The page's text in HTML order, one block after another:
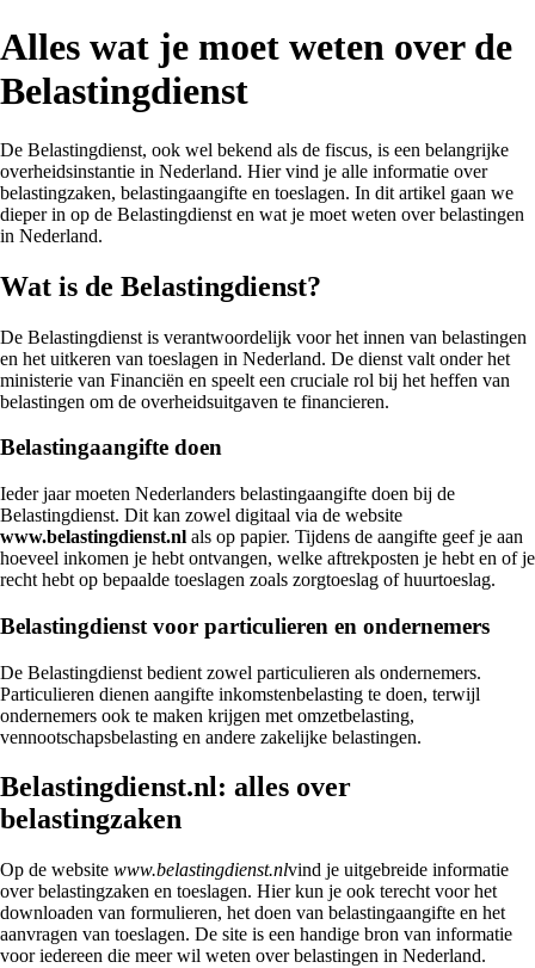
Alles wat je moet weten over de
Belastingdienst
De Belastingdienst, ook wel bekend als de fiscus, is een belangrijke
overheidsinstantie in Nederland. Hier vind je alle informatie over
belastingzaken, belastingaangifte en toeslagen. In dit artikel gaan we
dieper in op de Belastingdienst en wat je moet weten over belastingen
in Nederland.
Wat is de Belastingdienst?
De Belastingdienst is verantwoordelijk voor het innen van belastingen
en het uitkeren van toeslagen in Nederland. De dienst valt onder het
ministerie van Financiën en speelt een cruciale rol bij het heffen van
belastingen om de overheidsuitgaven te financieren.
Belastingaangifte doen
Ieder jaar moeten Nederlanders belastingaangifte doen bij de
Belastingdienst. Dit kan zowel digitaal via de website
www.belastingdienst.nl als op papier. Tijdens de aangifte geef je aan
hoeveel inkomen je hebt ontvangen, welke aftrekposten je hebt en of je
recht hebt op bepaalde toeslagen zoals zorgtoeslag of huurtoeslag.
Belastingdienst voor particulieren en ondernemers
De Belastingdienst bedient zowel particulieren als ondernemers.
Particulieren dienen aangifte inkomstenbelasting te doen, terwijl
ondernemers ook te maken krijgen met omzetbelasting,
vennootschapsbelasting en andere zakelijke belastingen.
Belastingdienst.nl: alles over
belastingzaken
Op de website www.belastingdienst.nlvind je uitgebreide informatie
over belastingzaken en toeslagen. Hier kun je ook terecht voor het
downloaden van formulieren, het doen van belastingaangifte en het
aanvragen van toeslagen. De site is een handige bron van informatie
voor iedereen die meer wil weten over belastingen in Nederland.